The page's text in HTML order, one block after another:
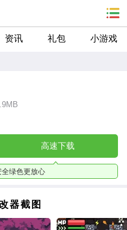
资讯 礼包 小游戏
高速下载
全绿色更放心
器截图